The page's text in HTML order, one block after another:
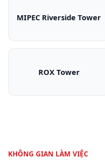
MIPEC Riverside Tower
MIPEC
ROX Tower
ROX Tower
KHÔNG GIAN LÀM VIỆC